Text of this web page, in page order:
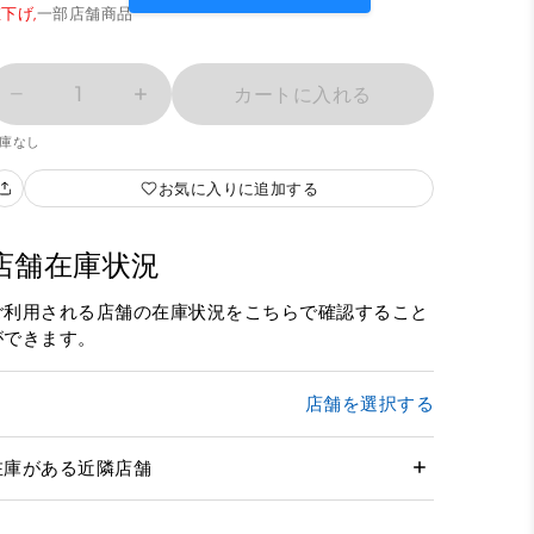
げ,一部店舗商品
1 カートに入れる
なし
お気に入りに追加する
舗在庫状況
利用される店舗の在庫状況をこちらで確認すること
きます。
店舗を選択する
庫がある近隣店舗